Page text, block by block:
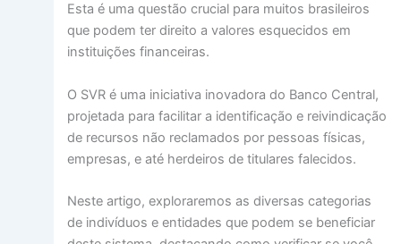
Esta é uma questão crucial para muitos brasileiros
que podem ter direito a valores esquecidos em
instituições financeiras.
O SVR é uma iniciativa inovadora do Banco Central,
projetada para facilitar a identificação e reivindicação
de recursos não reclamados por pessoas físicas,
empresas, e até herdeiros de titulares falecidos.
Neste artigo, exploraremos as diversas categorias
de indivíduos e entidades que podem se beneficiar